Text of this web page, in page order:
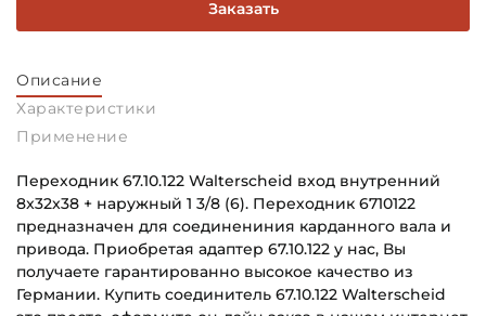
Заказать
Описание
Характеристики
Применение
Переходник 67.10.122 Walterscheid вход внутренний
8x32x38 + наружный 1 3/8 (6). Переходник 6710122
предназначен для соединениния карданного вала и
привода. Приобретая адаптер 67.10.122 у нас, Вы
получаете гарантированно высокое качество из
Германии. Купить соединитель 67.10.122 Walterscheid